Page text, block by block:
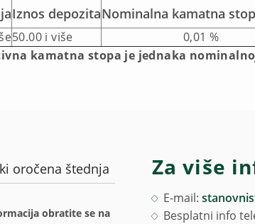
Iznos depozitaNominalna kamatna
50.00 i više 0,01 %
kamatna stopa je jednaka
oročena štednja
obratite se na
Za više
E-mail:
Besplatni info